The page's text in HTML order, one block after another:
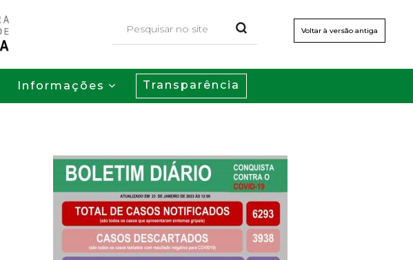
Voltar à versão antiga
Informações Transparência